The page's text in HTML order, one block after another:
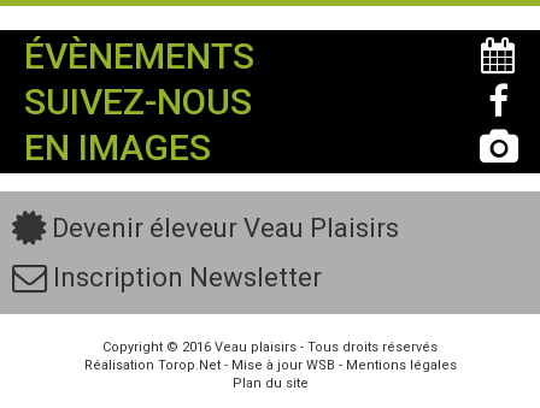
ÉVÈNEMENTS
SUIVEZ-NOUS
EN IMAGES
Devenir éleveur Veau Plaisirs
Inscription Newsletter
Copyright © 2016 Veau plaisirs - Tous droits réservés
Réalisation Torop.Net- Mise à jour WSB - Mentions légales
Plan du site